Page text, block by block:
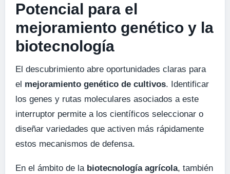
Potencial para el
mejoramiento genético y la
biotecnología
El descubrimiento abre oportunidades claras para
el mejoramiento genético de cultivos. Identificar
los genes y rutas moleculares asociados a este
interruptor permite a los científicos seleccionar o
diseñar variedades que activen más rápidamente
estos mecanismos de defensa.
En el ámbito de la biotecnología agrícola, también